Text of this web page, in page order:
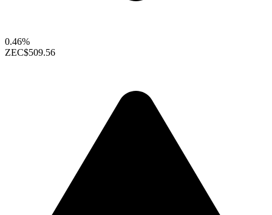
0.46%
ZEC$509.56